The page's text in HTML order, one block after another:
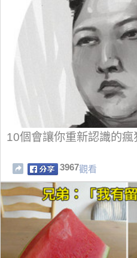
10個會讓你重新認識的瘋
3967觀看